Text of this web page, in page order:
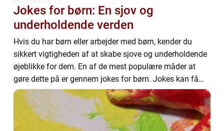
Jokes for børn: En sjov og
underholdende verden
Hvis du har børn eller arbejder med børn, kender du
sikkert vigtigheden af at skabe sjove og underholdende
øjeblikke for dem. En af de mest populære måder at
gøre dette på er gennem jokes for børn. Jokes kan få
børn til at grine, lære dem om humor og...